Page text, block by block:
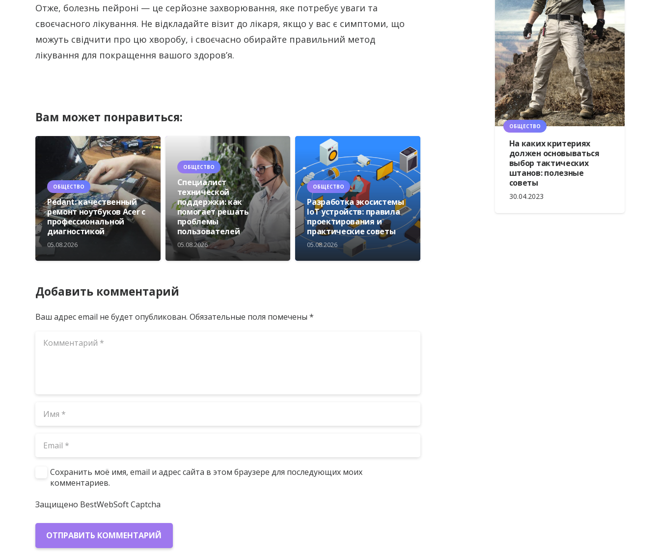
Отже, болезнь пейроні — це серйозне захворювання, яке потребує уваги та
своєчасного лікування. Не відкладайте візит до лікаря, якщо у вас є симптоми, що
можуть свідчити про цю хворобу, і своєчасно обирайте правильний метод
лікування для покращення вашого здоров’я.
Вам может понравиться:
ОБЩЕСТВО
Pedant: качественный
ремонт ноутбуков Acer с
профессиональной
диагностикой
05.08.2026
ОБЩЕСТВО
Специалист
технической
поддержки: как
помогает решать
проблемы
пользователей
05.08.2026
ОБЩЕСТВО
Разработка экосистемы
IoT устройств: правила
проектирования и
практические советы
05.08.2026
Добавить комментарий
Ваш адрес email не будет опубликован. Обязательные поля помечены *
Сохранить моё имя, email и адрес сайта в этом браузере для последующих моих
комментариев.
Защищено BestWebSoft Captcha
ОТПРАВИТЬ КОММЕНТАРИЙ
ОБЩЕСТВО
На каких критериях
должен основываться
выбор тактических
штанов: полезные
советы
30.04.2023